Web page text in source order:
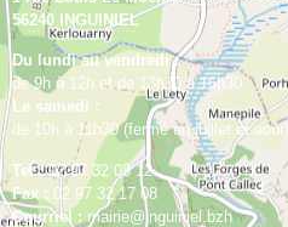
56240 INGUINIEL
Du lundi au vendredi :
de 9h à 12h et de 13h30 à 16h30
Le samedi :
de 10h à 11h30 (fermé en juillet et août)
Tel :02 97 32 08 12
Fax : 02 97 32 17 08
Courriel : mairie@inguiniel.bzh